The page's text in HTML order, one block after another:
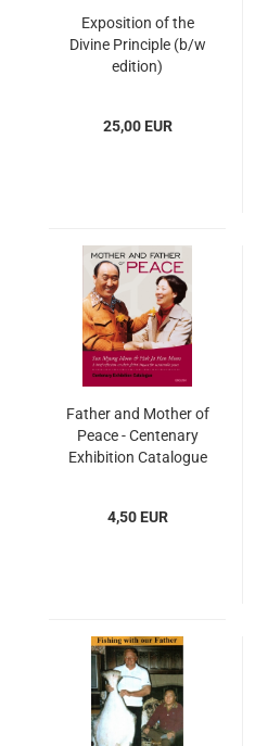
Exposition of the
Divine Principle (b/w
edition)
25,00 EUR
Father and Mother of
Peace - Centenary
Exhibition Catalogue
4,50 EUR